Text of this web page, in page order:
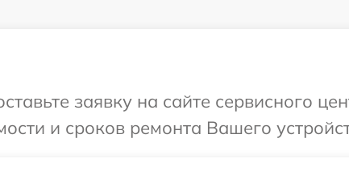
заявку на сайте сервисного
и сроков ремонта Вашего